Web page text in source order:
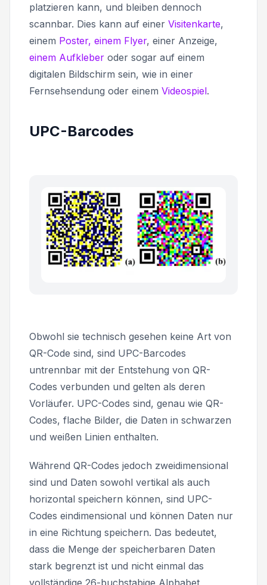
platzieren kann, und bleiben dennoch
scannbar. Dies kann auf einer Visitenkarte,
einem Poster, einem Flyer, einer Anzeige,
einem Aufkleber oder sogar auf einem
digitalen Bildschirm sein, wie in einer
Fernsehsendung oder einem Videospiel.
UPC-Barcodes
Obwohl sie technisch gesehen keine Art von
QR-Code sind, sind UPC-Barcodes
untrennbar mit der Entstehung von QR-
Codes verbunden und gelten als deren
Vorläufer. UPC-Codes sind, genau wie QR-
Codes, flache Bilder, die Daten in schwarzen
und weißen Linien enthalten.
Während QR-Codes jedoch zweidimensional
sind und Daten sowohl vertikal als auch
horizontal speichern können, sind UPC-
Codes eindimensional und können Daten nur
in eine Richtung speichern. Das bedeutet,
dass die Menge der speicherbaren Daten
stark begrenzt ist und nicht einmal das